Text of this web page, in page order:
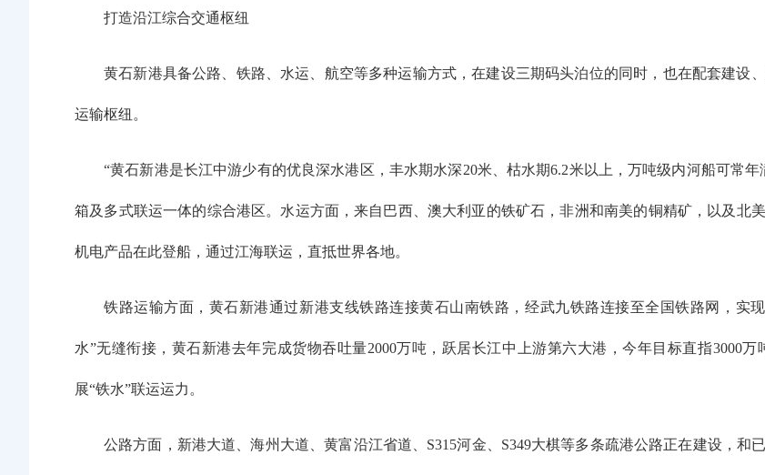
打造沿江综合交通枢纽
黄石新港具备公路、铁路、水运、航空等多种运输方式，在建设三期码头泊位的同时，也在配套建设
运输枢纽。
“黄石新港是长江中游少有的优良深水港区，丰水期水深20米、枯水期6.2米以上，万吨级内河船可常
箱及多式联运一体的综合港区。水运方面，来自巴西、澳大利亚的铁矿石，非洲和南美的铜精矿，以及北
机电产品在此登船，通过江海联运，直抵世界各地。
铁路运输方面，黄石新港通过新港支线铁路连接黄石山南铁路，经武九铁路连接至全国铁路网，实
水”无缝衔接，黄石新港去年完成货物吞吐量2000万吨，跃居长江中上游第六大港，今年目标直指3000
展“铁水”联运运力。
公路方面，新港大道、海州大道、黄富沿江省道、S315河金、S349大棋等多条疏港公路正在建设，